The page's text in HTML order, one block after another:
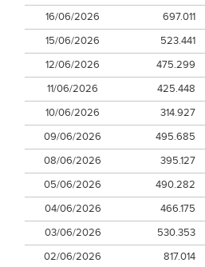
16/06/2026
697.011
15/06/2026
523.441
12/06/2026
475.299
11/06/2026
425.448
10/06/2026
314.927
09/06/2026
495.685
08/06/2026
395.127
05/06/2026
490.282
04/06/2026
466.175
03/06/2026
530.353
02/06/2026
817.014